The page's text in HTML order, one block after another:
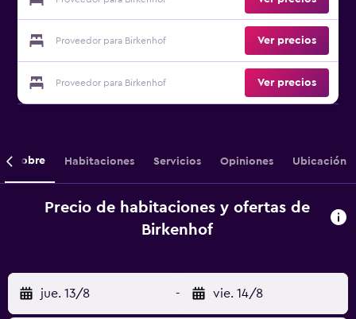
Proveedor para Birkenhof Ver precios
Proveedor para Birkenhof Ver precios
Sobre Habitaciones Servicios Opiniones Ubicación
Precio de habitaciones y ofertas de
Birkenhof
jue. 13/8 - vie. 14/8